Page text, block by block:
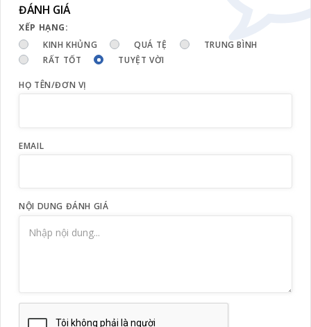
ĐÁNH GIÁ
XẾP HẠNG:
KINH KHỦNG
QUÁ TỆ
TRUNG BÌNH
RẤT TỐT
TUYỆT VỜI
HỌ TÊN/ĐƠN VỊ
EMAIL
NỘI DUNG ĐÁNH GIÁ